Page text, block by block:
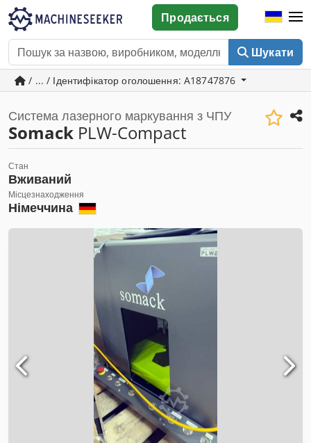
Шукати
Продається
/ ... / Ідентифікатор оголошення: A18747876
Система лазерного маркування з ЧПУ
Somack PLW-Compact
Стан
Вживаний
Місцезнаходження
Німеччина